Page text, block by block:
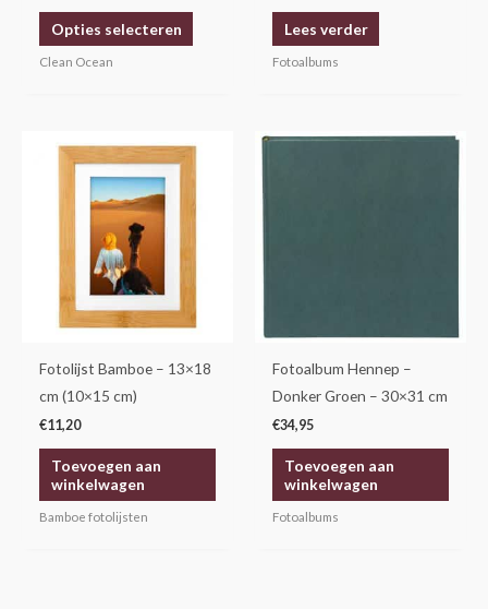
Opties selecteren
de
productpagina
Clean Ocean
Lees verder
Fotoalbums
Fotolijst Bamboe – 13×18
cm (10×15 cm)
€11,20
Toevoegen aan
winkelwagen
Bamboe fotolijsten
Fotoalbum Hennep –
Donker Groen – 30×31 cm
€34,95
Toevoegen aan
winkelwagen
Fotoalbums